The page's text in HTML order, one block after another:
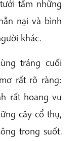
tẩm những
nại và bình
khác.
tráng cuối
rất rõ ràng:
rất hoang vu
cây cổ thụ,
trong suốt.